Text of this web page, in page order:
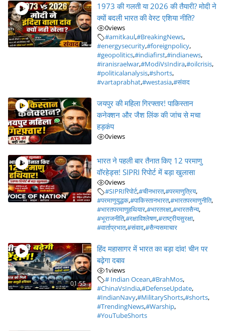
1973 की गलती या 2026 की तैयारी? मोदी ने
क्यों बदली भारत की वेस्ट एशिया नीति?
0views
#amitkaul,#BreakingNews,
#energysecurity,#foreignpolicy,
#geopolitics,#indiafirst,#indianews,
#iranisraelwar,#ModiVsIndira,#oilcrisis,
#politicalanalysis,#shorts,
#vartaprabhat,#westasia,#संवाद
जयपुर की महिला गिरफ्तार! पाकिस्तान
कनेक्शन और जैश लिंक की जांच से मचा
हड़कंप
0views
भारत ने पहली बार तैनात किए 12 परमाणु
वॉरहेड्स! SIPRI रिपोर्ट में बड़ा खुलासा
0views
#SIPRIरिपोर्ट,#चीनभारत,#परमाणुत्रिय,
#परमाणुयुद्धक,#पाकिस्तानभारत,#भारतपरमाणुनीति,
#भारतपरमाणुहथियार,#भारतरक्षा,#भारतसैन्य,
#भूराजनीति,#रक्षाविश्लेषण,#राष्ट्रीयसुरक्षा,
#वार्ताप्रभात,#संवाद,#सैन्यसमाचार
01:55
हिंद महासागर में भारत का बड़ा दांव! चीन पर
बढ़ेगा दबाव
1views
# Indian Ocean,#BrahMos,
#ChinaVsIndia,#DefenseUpdate,
#IndianNavy,#MilitaryShorts,#shorts,
#TrendingNews,#Warship,
#YouTubeShorts